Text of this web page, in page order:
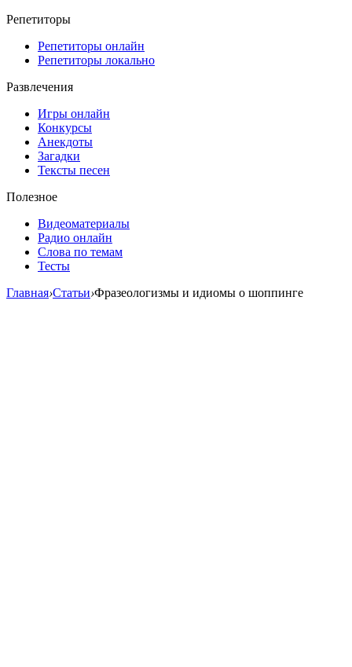
Репетиторы
Репетиторы онлайн
Репетиторы локально
Развлечения
Игры онлайн
Конкурсы
Анекдоты
Загадки
Тексты песен
Полезное
Видеоматериалы
Радио онлайн
Слова по темам
Тесты
Главная›Статьи›Фразеологизмы и идиомы о шоппинге